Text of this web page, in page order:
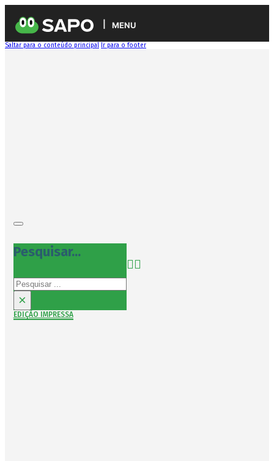
MENU
Saltar para o conteúdo principal Ir para o footer
Pesquisar...
Pesquisar
×
EDIÇÃO IMPRESSA